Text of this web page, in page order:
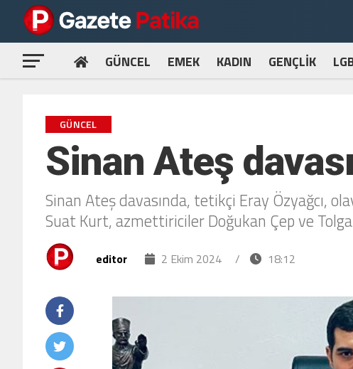
GÜNCEL EMEK KADIN GENÇLİK
GÜNCEL
Sinan Ateş
Sinan Ateş davasında, tetikçi Eray Özyağcı,
Suat Kurt, azmettiriciler Doğukan Çep ve
editor 2 Ekim 2024 / 18:12